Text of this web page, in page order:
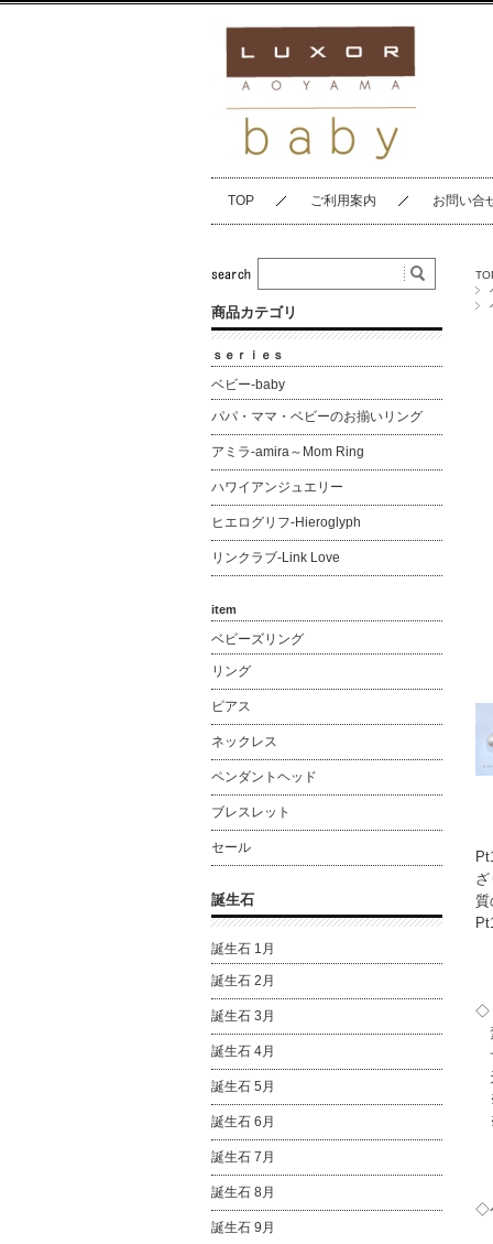
TOP ご利用案内 お問い合
質
◇
◇
商品カテゴリ
ｓｅｒｉｅｓ
ベビー-baby
パパ・ママ・ベビーのお揃いリング
アミラ-amira～Mom Ring
ハワイアンジュエリー
ヒエログリフ-Hieroglyph
リンクラブ-Link Love
item
ベビーズリング
リング
ピアス
ネックレス
ペンダントヘッド
ブレスレット
セール
誕生石
誕生石 1月
誕生石 2月
誕生石 3月
誕生石 4月
誕生石 5月
誕生石 6月
誕生石 7月
誕生石 8月
誕生石 9月